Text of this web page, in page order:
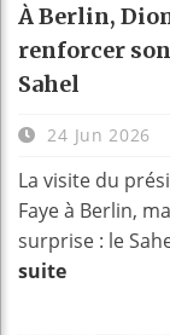
À Berlin,
renforcer
Sahel
24 Jun 2026
La visite du
Faye à Berlin,
surprise : le
suite